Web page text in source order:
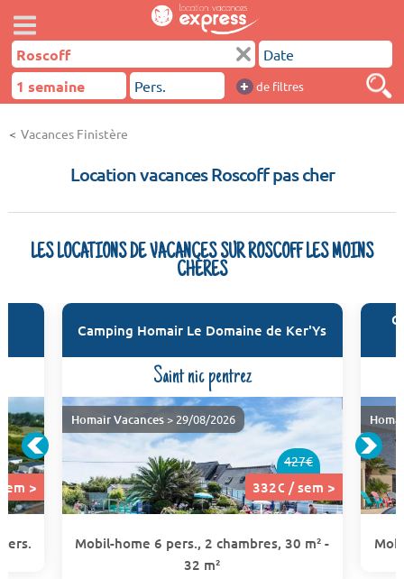
+ de filtres
Vacances Finistère
Location vacances Roscoff pas cher
LES LOCATIONS DE VACANCES SUR ROSCOFF LES MOINS
CHÈRES
>
Camping Homair Le Domaine de Ker'Ys
Saint nic pentrez
427€
332€ / sem >
Homair Vacances> 29/08/2026
Mobil-home 6 pers., 2 chambres, 30 m² -
32 m²